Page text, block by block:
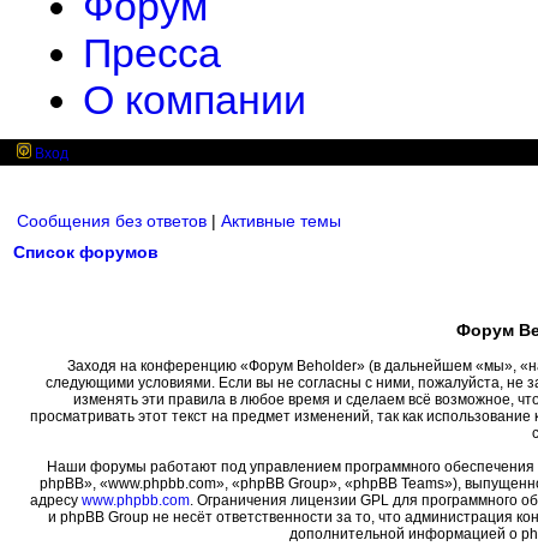
Пресса
О компании
Вход
Сообщения без ответов | Активные темы
Список форумов
Форум
Заходя на конференцию «Форум Beholder» (в дальнейшем «мы»,
следующими условиями. Если вы не согласны с ними, пожалуйста, не
изменять эти правила в любое время и сделаем всё возможное,
просматривать этот текст на предмет изменений, так как
Наши форумы работают под управлением программного
phpBB», «www.phpbb.com», «phpBB Group», «phpBB Teams»),
адресу www.phpbb.com. Ограничения лицензии GPL для программного
и phpBB Group не несёт ответственности за то, что администрация
дополнительной информацией о